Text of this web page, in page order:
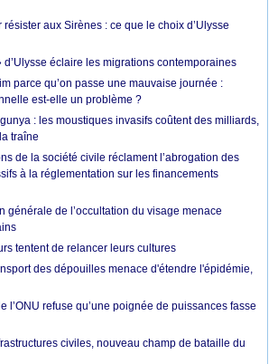
aux Sirènes : ce que le choix d’Ulysse
d’Ulysse éclaire les migrations contemporaines
parce qu’on passe une mauvaise journée :
est-elle un problème ?
: les moustiques invasifs coûtent des milliards,
traîne
de la société civile réclament l’abrogation des
à la réglementation sur les financements
générale de l’occultation du visage menace
tentent de relancer leurs cultures
des dépouilles menace d'étendre l'épidémie,
l’ONU refuse qu’une poignée de puissances fasse
civiles, nouveau champ de bataille du